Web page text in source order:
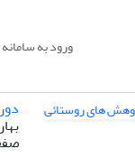
ورود به سامانه
دوره
بهار